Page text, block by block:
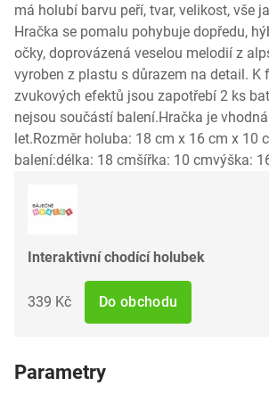
má holubí barvu peří, tvar, velikost, vše
Hračka se pomalu pohybuje dopředu,
očky, doprovázená veselou melodií z
vyroben z plastu s důrazem na detail. K
zvukových efektů jsou zapotřebí 2 ks
nejsou součástí balení.Hračka je
let.Rozměr holuba: 18 cm x 16 cm x 10
balení:délka: 18 cmšířka: 10 cmvýška:
Interaktivní chodící holubek
339 Kč Do obchodu
Parametry